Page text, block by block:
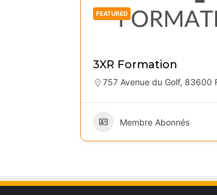
FEATURED
3XR Formation
757 Avenue du Golf, 83600
Membre Abonnés